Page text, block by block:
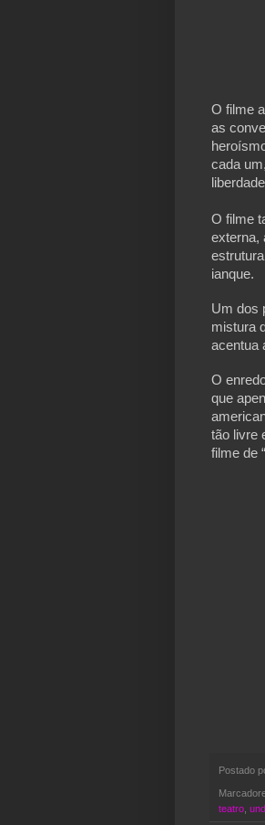
O filme
as
cada
O filme
externa,
ianque.
Um dos
mistura
acentua
O
que
tão livre
filme de
Postado
teatro